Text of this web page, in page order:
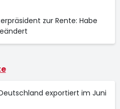
zur Rente: Habe
Deutschland exportiert im Juni